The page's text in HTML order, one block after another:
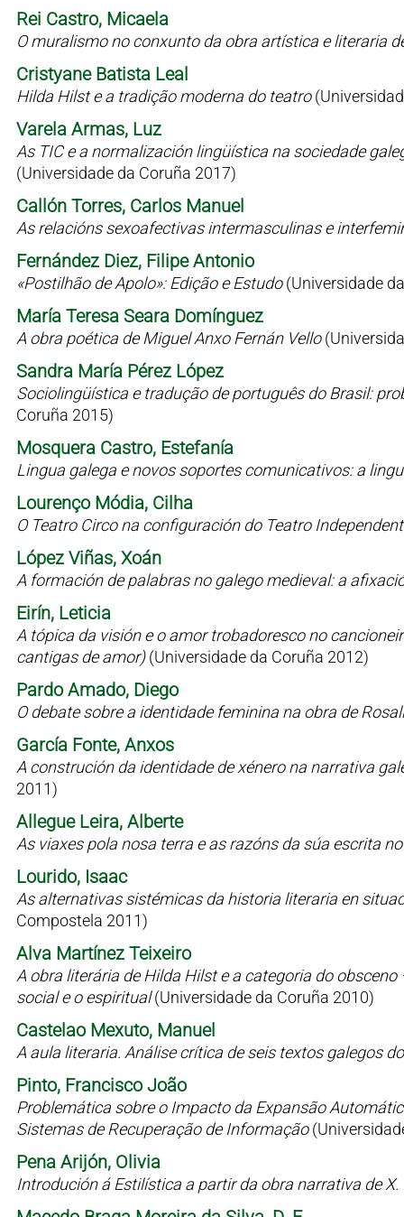
Rei Castro, Micaela
O muralismo no conxunto da obra artística e literaria
Cristyane Batista Leal
Hilda Hilst e a tradição moderna do teatro
Varela Armas, Luz
As TIC e a normalización lingüística na sociedade
(Universidade da Coruña 2017)
Callón Torres, Carlos Manuel
As relacións sexoafectivas intermasculinas e
Fernández Diez, Filipe Antonio
«Postilhão de Apolo»: Edição e Estudo(Universidade
María Teresa Seara Domínguez
A obra poética de Miguel Anxo Fernán Vello
Sandra María Pérez López
Sociolingüística e tradução de português do Brasil:
Coruña 2015)
Mosquera Castro, Estefanía
Lingua galega e novos soportes comunicativos: a
Lourenço Módia, Cilha
O Teatro Circo na configuración do Teatro
López Viñas, Xoán
A formación de palabras no galego medieval: a
Eirín, Leticia
A tópica da visión e o amor trobadoresco no
cantigas de amor)(Universidade da Coruña 2012)
Pardo Amado, Diego
O debate sobre a identidade feminina na obra de
García Fonte, Anxos
A construción da identidade de xénero na narrativa
2011)
Allegue Leira, Alberte
As viaxes pola nosa terra e as razóns da súa escrita
Lourido, Isaac
As alternativas sistémicas da historia literaria en
Compostela 2011)
Alva Martínez Teixeiro
A obra literária de Hilda Hilst e a categoria do
social e o espiritual(Universidade da Coruña 2010)
Castelao Mexuto, Manuel
A aula literaria. Análise crítica de seis textos galegos
Pinto, Francisco João
Problemática sobre o Impacto da Expansão
Sistemas de Recuperação de Informação
Pena Arijón, Olivia
Introdución á Estilística a partir da obra narrativa de X.